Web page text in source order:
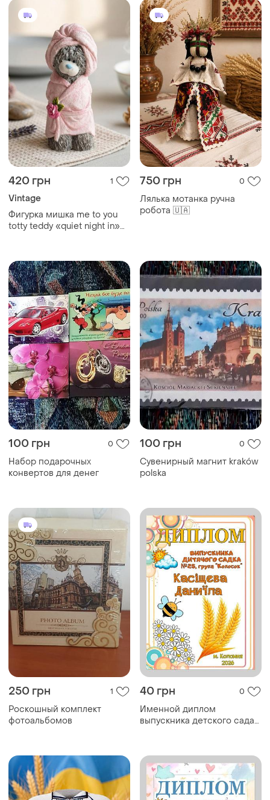
420 грн 1
Vintage
Фигурка мишка me to you
totty teddy «quiet night in»
750 грн 0
Лялька мотанка ручна
робота 🇺🇦
100 грн 0
Набор подарочных
конвертов для денег
100 грн 0
Сувенирный магнит kraków
polska
250 грн 1
Роскошный комплект
фотоальбомов
40 грн 0
Именной диплом
выпускника детского сада